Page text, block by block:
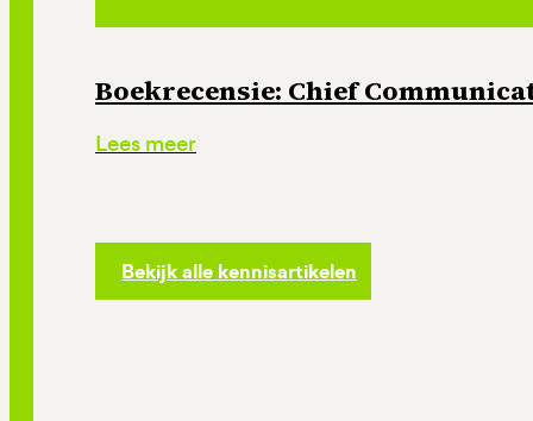
Boekrecensie: Chief
Lees meer
Bekijk alle kennisartikelen